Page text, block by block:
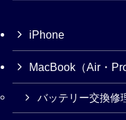
iPhone
MacBook（Air・Pro
バッテリー交換修